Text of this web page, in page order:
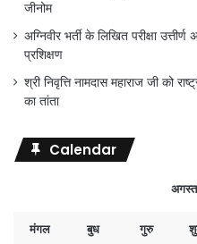
जीनोम
अग्निवीर भर्ती के लिखित परीक्षा
प्रशिक्षण
श्री निवृत्ति नामदास महाराज जी को
का तांता
Calendar
मंगल बुध गुरु